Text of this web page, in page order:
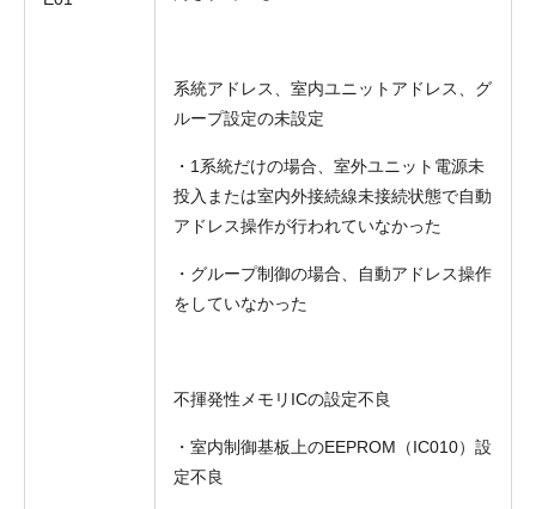
系統アドレス、室内ユニットアドレス、グ
ループ設定の未設定
・1系統だけの場合、室外ユニット電源未
投入または室内外接続線未接続状態で自動
アドレス操作が行われていなかった
・グループ制御の場合、自動アドレス操作
をしていなかった
不揮発性メモリICの設定不良
・室内制御基板上のEEPROM（IC010）設
定不良